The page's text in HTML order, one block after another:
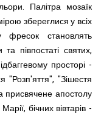
Палітра мозаїк
збереглися у всіх
фресок становлять
та півпостаті святих,
просторі -
"Розп'яття", "Зішестя
присвячене апостолу
бічних вівтарів -